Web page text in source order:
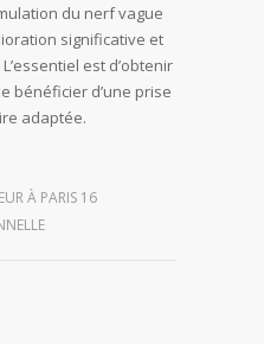
du nerf vague
significative et
est d’obtenir
bénéficier d’une prise
adaptée.
À PARIS 16